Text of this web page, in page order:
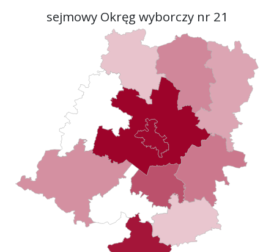
sejmowy Okręg wyborczy nr 21